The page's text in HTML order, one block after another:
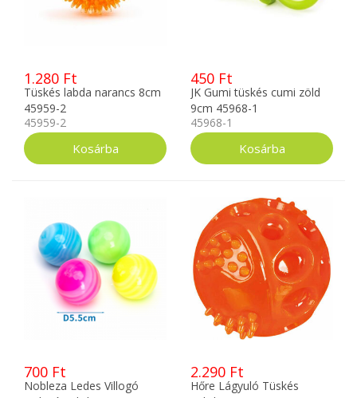
1.280 Ft
Tüskés labda narancs 8cm
45959-2
45959-2
450 Ft
JK Gumi tüskés cumi zöld
9cm 45968-1
45968-1
700 Ft
Nobleza Ledes Villogó
2.290 Ft
Hőre Lágyuló Tüskés